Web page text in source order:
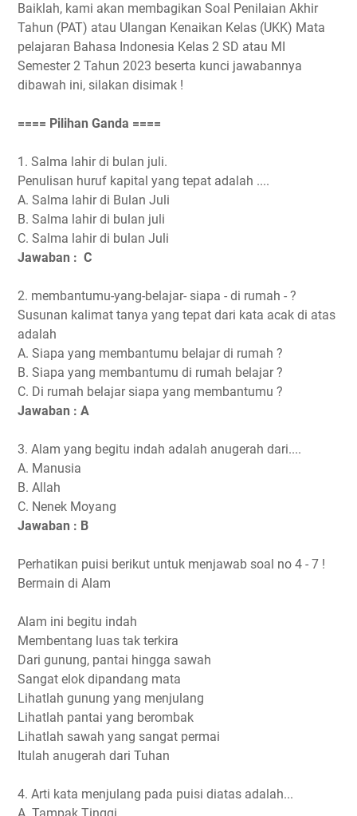
Baiklah, kami akan membagikan Soal Penilaian Akhir
Tahun (PAT) atau Ulangan Kenaikan Kelas (UKK) Mata
pelajaran Bahasa Indonesia Kelas 2 SD atau MI
Semester 2 Tahun 2023 beserta kunci jawabannya
dibawah ini, silakan disimak !
==== Pilihan Ganda ====
1. Salma lahir di bulan juli.
Penulisan huruf kapital yang tepat adalah ....
A. Salma lahir di Bulan Juli
B. Salma lahir di bulan juli
C. Salma lahir di bulan Juli
Jawaban : C
2. membantumu-yang-belajar- siapa - di rumah - ?
Susunan kalimat tanya yang tepat dari kata acak di atas
adalah
A. Siapa yang membantumu belajar di rumah ?
B. Siapa yang membantumu di rumah belajar ?
C. Di rumah belajar siapa yang membantumu ?
Jawaban : A
3. Alam yang begitu indah adalah anugerah dari....
A. Manusia
B. Allah
C. Nenek Moyang
Jawaban : B
Perhatikan puisi berikut untuk menjawab soal no 4 - 7 !
Bermain di Alam
Alam ini begitu indah
Membentang luas tak terkira
Dari gunung, pantai hingga sawah
Sangat elok dipandang mata
Lihatlah gunung yang menjulang
Lihatlah pantai yang berombak
Lihatlah sawah yang sangat permai
Itulah anugerah dari Tuhan
4. Arti kata menjulang pada puisi diatas adalah...